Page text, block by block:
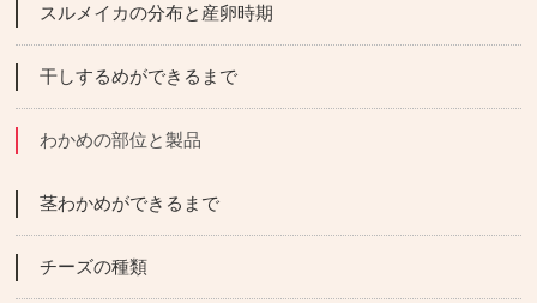
スルメイカの分布と産卵時期
干しするめができるまで
わかめの部位と製品
茎わかめができるまで
チーズの種類